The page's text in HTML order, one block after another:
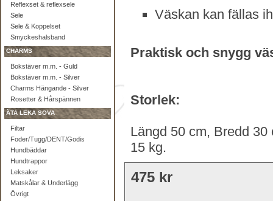
Reflexset & reflexsele
Sele
Sele & Koppelset
Smyckeshalsband
CHARMS
Bokstäver m.m. - Guld
Bokstäver m.m. - Silver
Charms Hängande - Silver
Rosetter & Hårspännen
ÄTA LEKA SOVA
Filtar
Foder/Tugg/DENT/Godis
Hundbäddar
Hundtrappor
Leksaker
Matskålar & Underlägg
Övrigt
Väskan kan fällas
Praktisk och snygg
Storlek:
Längd 50 cm, Bredd
15 kg.
475 kr